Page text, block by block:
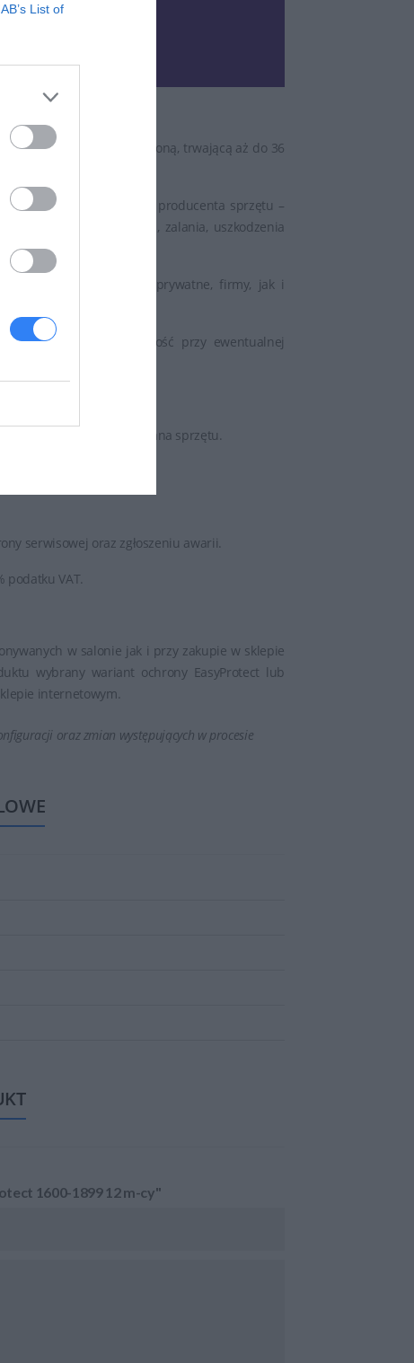
List of
objętym dodatkową ochroną, trwającą aż do 36
z gwarancją jakości producenta sprzętu –
sprzętu tj. rozbicia, zalania, uszkodzenia
zarówno przez osoby prywatne, firmy, jak i
co podnosi jego wartość przy ewentualnej
lub następuje wymiana sprzętu.
serwisowej oraz zgłoszeniu awarii.
podatku VAT.
w salonie jak i przy zakupie w sklepie
wybrany wariant ochrony EasyProtect lub
internetowym.
oraz zmian występujących w procesie
1600-1899 12 m-cy"